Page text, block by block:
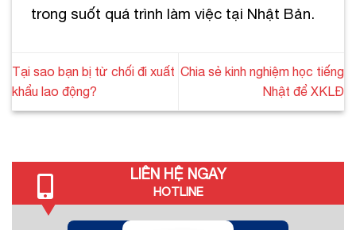
trong suốt quá trình làm việc tại Nhật Bản.
Tại sao bạn bị từ chối đi xuất
khẩu lao động?
Chia sẻ kinh nghiệm học tiếng
Nhật để XKLĐ
LIÊN HỆ NGAY
HOTLINE